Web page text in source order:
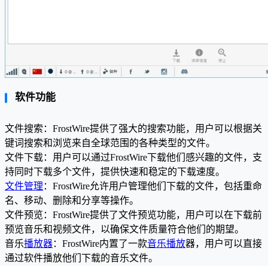
软件功能
文件搜索：FrostWire提供了强大的搜索功能，用户可以根据关
键词搜索和浏览来自全球范围的各种类型的文件。
文件下载：用户可以通过FrostWire下载他们感兴趣的文件，支
持同时下载多个文件，提供快速和稳定的下载速度。
文件管理 ：FrostWire允许用户管理他们下载的文件，包括重命
名、移动、删除和分享等操作。
文件预览：FrostWire提供了文件预览功能，用户可以在下载前
预览音乐和视频文件，以确保文件质量符合他们的期望。
音乐播放器：FrostWire内置了一款音乐播放器，用户可以直接
通过软件播放他们下载的音乐文件。